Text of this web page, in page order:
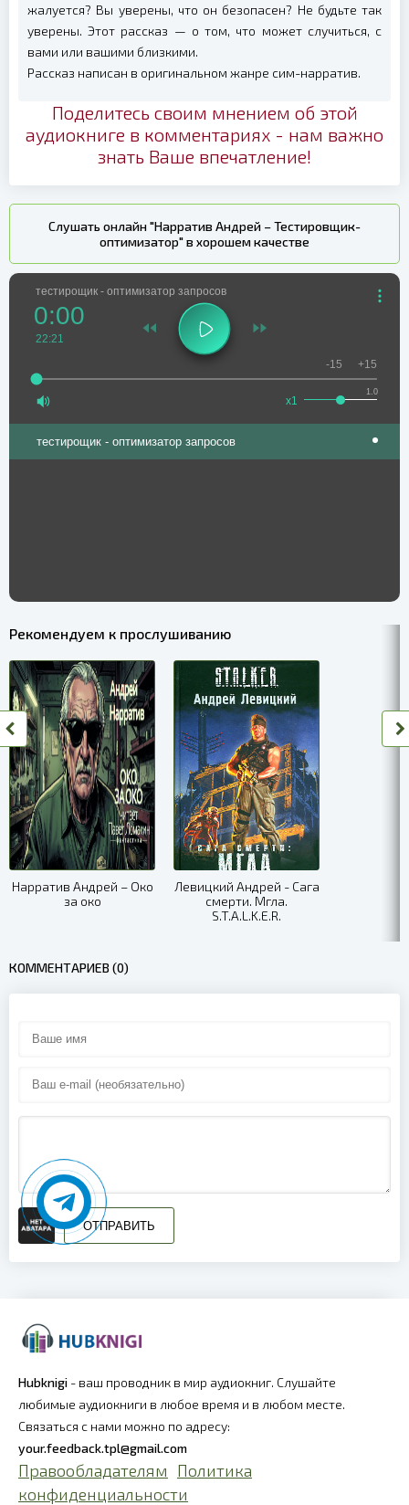
жалуется? Вы уверены, что он безопасен? Не будьте так
уверены. Этот рассказ — о том, что может случиться, с
вами или вашими близкими.
Рассказ написан в оригинальном жанре сим-нарратив.
Поделитесь своим мнением об этой
аудиокниге в комментариях - нам важно
знать Ваше впечатление!
Слушать онлайн "Нарратив Андрей – Тестировщик-
оптимизатор" в хорошем качестве
тестирощик - оптимизатор запросов
0:00
22:21
1.0
x1
-15 +15
тестирощик - оптимизатор запросов
Рекомендуем к прослушиванию
Нарратив Андрей – Око
за око
Левицкий Андрей - Сага
смерти. Мгла.
S.T.A.L.K.E.R.
КОММЕНТАРИЕВ (0)
ОТПРАВИТЬ
Hubknigi - ваш проводник в мир аудиокниг. Слушайте
любимые аудиокниги в любое время и в любом месте.
Связаться с нами можно по адресу:
your.feedback.tpl@gmail.com
Правообладателям Политика
конфиденциальности